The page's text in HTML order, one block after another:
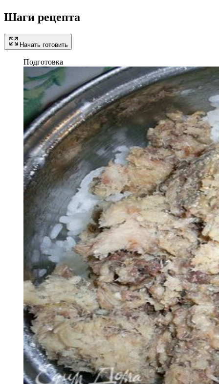
Шаги рецепта
Начать готовить
Подготовка